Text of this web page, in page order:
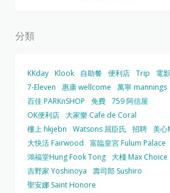
分類
KKday Klook 自助餐 便利店 Trip
電影
7-Eleven
惠康 wellcome
萬寧 mannings
百佳 PARKnSHOP
免費 759 阿信屋
OK便利店 大家樂 Cafe de Coral
樓上 hkjebn
Watsons 屈臣氏 招聘 美心
大快活 Fairwood
富臨皇宮 Fulum Palace
鴻福堂Hung Fook Tong 大棧 Max Choice
吉野家 Yoshinoya
壽司郎 Sushiro
聖安娜 Saint Honore